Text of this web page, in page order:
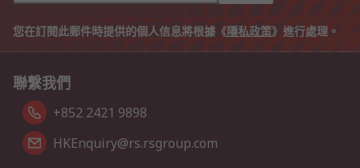
您在訂閱此郵件時提供的個人信息將根據《隱私政策》進行處理。
聯繫我們
+852 2421 9898
HKEnquiry@rs.rsgroup.com